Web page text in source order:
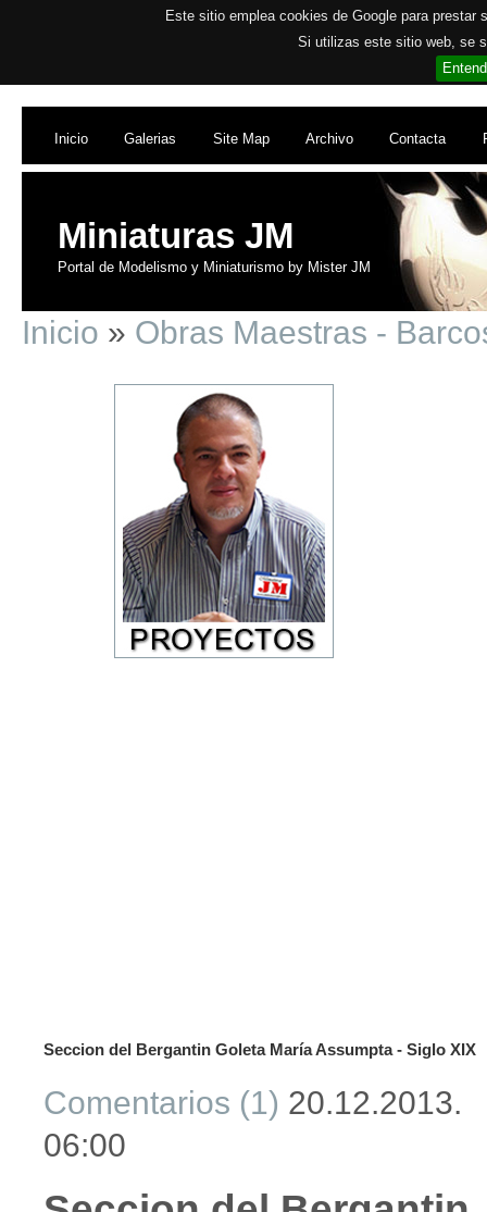
Este sitio emplea cookies de Google para
Si utilizas este sitio web, se
Inicio Galerias Site Map Archivo Contacta
Miniaturas JM
Portal de Modelismo y Miniaturismo by Mister JM
Inicio » Obras Maestras -
Seccion del Bergantin Goleta María Assumpta - Siglo XIX
Comentarios (1) 20.12.2013.
06:00